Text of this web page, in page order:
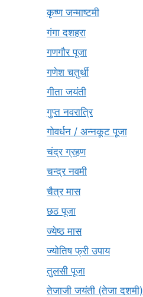
कृष्ण जन्माष्टमी
गंगा दशहरा
गणगौर पूजा
गणेश चतुर्थी
गीता जयंती
गुप्त नवरात्रि
गोवर्धन / अन्नकूट पूजा
चंद्र ग्रहण
चन्द्र नवमी
चैत्र मास
छठ पूजा
ज्येष्ठ मास
ज्योतिष फ्री उपाय
तुलसी पूजा
तेजाजी जयंती (तेजा दशमी)